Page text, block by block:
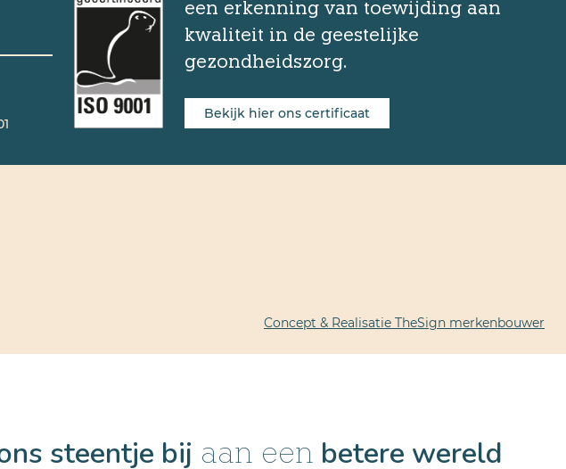
een erkenning van toewijding aan
kwaliteit in de geestelijke
gezondheidszorg.
Bekijk hier ons certificaat
Concept & Realisatie TheSign merkenbouwer
steentje bij aan een betere wereld